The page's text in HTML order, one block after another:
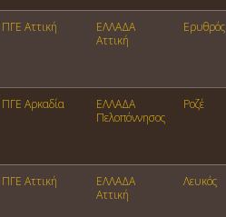
ΠΓΕ Αττική
ΕΛΛΑΔΑ
Αττική
Ερυθρός
ΠΓΕ Αρκαδία
ΕΛΛΑΔΑ
Πελοπόννησος
Ροζέ
ΠΓΕ Αττική
ΕΛΛΑΔΑ
Αττική
Λευκός